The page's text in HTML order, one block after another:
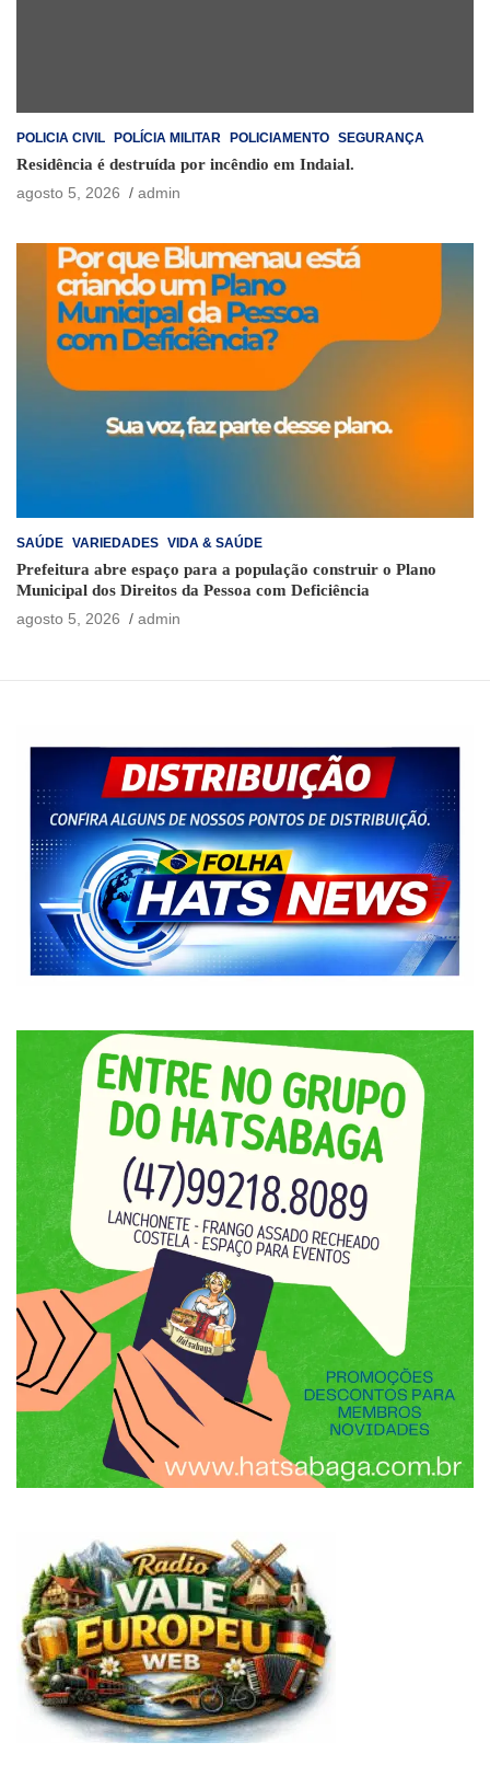
POLICIA CIVIL POLÍCIA MILITAR POLICIAMENTO SEGURANÇA
Residência é destruída por incêndio em Indaial.
agosto 5, 2026
admin
SAÚDE VARIEDADES VIDA & SAÚDE
Prefeitura abre espaço para a população construir o Plano
Municipal dos Direitos da Pessoa com Deficiência
agosto 5, 2026
admin